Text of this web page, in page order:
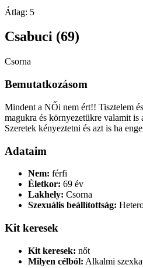
Átlag: 5
Csabuci (69)
Csorna
Bemutatkozásom
Mindent a NŐi nem ért!! Tisztelem
magukra és környezetükre valamit
Szeretek kényeztetni és azt is ha
Adataim
Nem: férfi
Életkor: 69 év
Lakhely: Csorna
Szexuális beállítottság:
Kit keresek
Kit keresek: nőt
Milyen célból: Alkalmi